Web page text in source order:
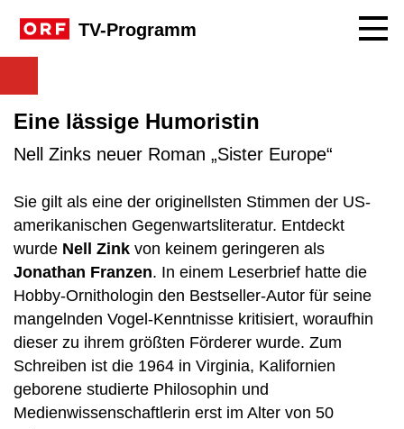
TV-Programm
Eine lässige Humoristin
Nell Zinks neuer Roman „Sister Europe“
Sie gilt als eine der originellsten Stimmen der US-
amerikanischen Gegenwartsliteratur. Entdeckt
wurde Nell Zink von keinem geringeren als
Jonathan Franzen. In einem Leserbrief hatte die
Hobby-Ornithologin den Bestseller-Autor für seine
mangelnden Vogel-Kenntnisse kritisiert, woraufhin
dieser zu ihrem größten Förderer wurde. Zum
Schreiben ist die 1964 in Virginia, Kalifornien
geborene studierte Philosophin und
Medienwissenschaftlerin erst im Alter von 50